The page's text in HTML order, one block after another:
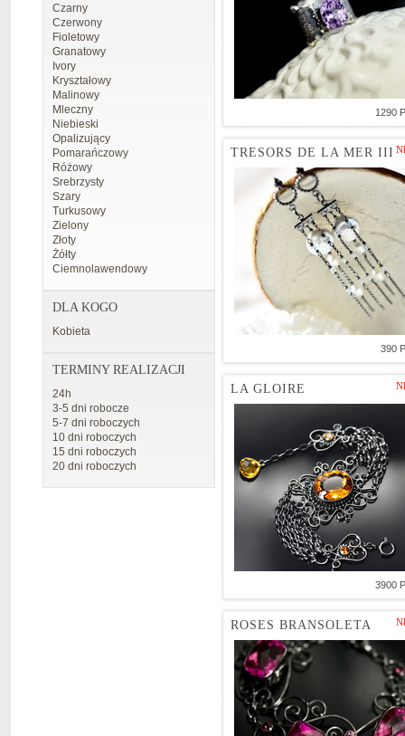
Czarny
Czerwony
Fioletowy
Granatowy
Ivory
Kryształowy
Malinowy
Mleczny
Niebieski
Opalizujący
Pomarańczowy
Różowy
Srebrzysty
Szary
Turkusowy
Zielony
Złoty
Żółty
Ciemnolawendowy
DLA KOGO
Kobieta
TERMINY REALIZACJI
24h
3-5 dni robocze
5-7 dni roboczych
10 dni roboczych
15 dni roboczych
20 dni roboczych
1290
TRESORS DE LA MER III
390
LA GLOIRE
3900
ROSES BRANSOLETA